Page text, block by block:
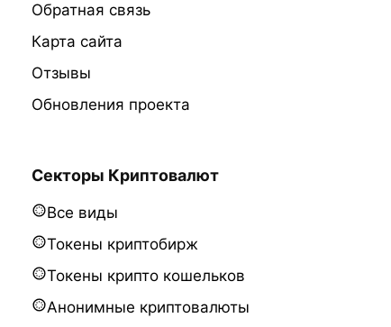
Обратная связь
Карта сайта
Отзывы
Обновления проекта
Секторы Криптовалют
Все виды
Токены криптобирж
Токены крипто кошельков
Анонимные криптовалюты